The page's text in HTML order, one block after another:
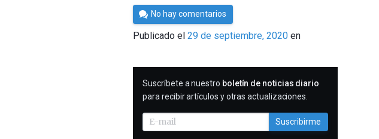
Por
César
Tomé
No hay comentarios
Publicado el29 de septiembre, 2020 en
SUSCRIBIRME
Suscríbete a nuestro boletín de noticias diario
para recibir artículos y otras actualizaciones.
Suscribirme